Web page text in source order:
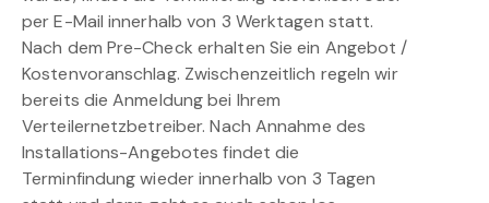
per E-Mail innerhalb von 3 Werktagen statt.
Nach dem Pre-Check erhalten Sie ein Angebot /
Kostenvoranschlag. Zwischenzeitlich regeln wir
bereits die Anmeldung bei Ihrem
Verteilernetzbetreiber. Nach Annahme des
Installations-Angebotes findet die
Terminfindung wieder innerhalb von 3 Tagen